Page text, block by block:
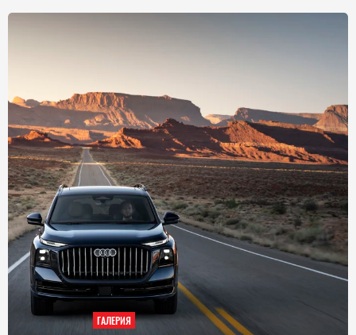
ГАЛЕРИЯ